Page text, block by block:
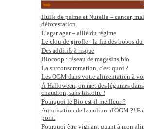
Huile de palme et Nutella = cancer,
déforestation
L’agar agar – allié du régime
Le clou de girofle - la fin des bobos
Des additifs à risque
Biocoop : réseau de magasins bio
La surconsommation, c'est quoi ?
Les OGM dans votre alimentation à
À Halloween, on met des légumes
chaudron, sans histoire !
Pourquoi le Bio est-il meilleur ?
Autorisation de la culture d'OGM ?!
point
Pourquoi être vigilant quant à mon